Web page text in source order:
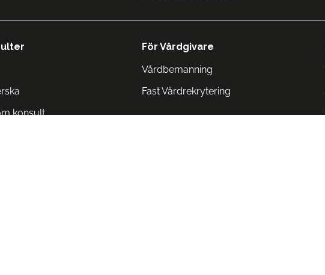
konsult
För Vårdgivare
Vårdbemanning
Fast Vårdrekrytering